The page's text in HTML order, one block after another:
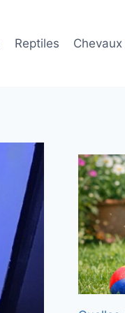
Reptiles Chevaux